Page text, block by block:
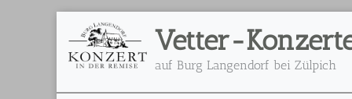
Vetter-
auf Burg Langendorf bei Zülpich